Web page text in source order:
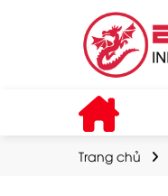
Trang chủ